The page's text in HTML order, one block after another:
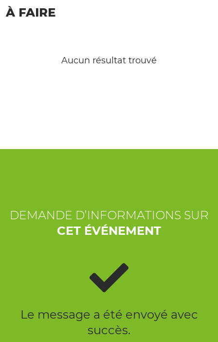
PLEIN AIR
NATURE ET BIEN-ÊTRE
À FAIRE
Aucun résultat trouvé
DEMANDE D’INFORMATIONS SUR
CET ÉVÉNEMENT
Le message a été envoyé avec
succès.